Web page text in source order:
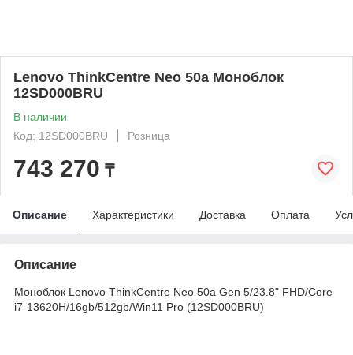
Lenovo ThinkCentre Neo 50a Моноблок
12SD000BRU
В наличии
Код: 12SD000BRU
Розница
743 270 ₸
Описание Характеристики Доставка Оплата
Описание
Моноблок Lenovo ThinkCentre Neo 50a Gen 5/23.8" FHD/Core
i7-13620H/16gb/512gb/Win11 Pro (12SD000BRU)